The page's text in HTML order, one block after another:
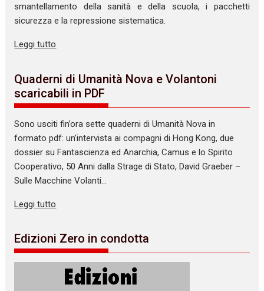
smantellamento della sanità e della scuola, i pacchetti
sicurezza e la repressione sistematica.
Leggi tutto
Quaderni di Umanità Nova e Volantoni
scaricabili in PDF
Sono usciti fin’ora sette quaderni di Umanità Nova in
formato pdf: un’intervista ai compagni di Hong Kong, due
dossier su Fantascienza ed Anarchia, Camus e lo Spirito
Cooperativo, 50 Anni dalla Strage di Stato, David Graeber –
Sulle Macchine Volanti…
Leggi tutto
Edizioni Zero in condotta